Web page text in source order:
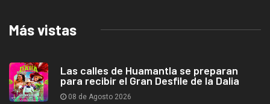
Más vistas
Las calles de Huamantla se preparan
para recibir el Gran Desfile de la Dalia
08 de Agosto 2026